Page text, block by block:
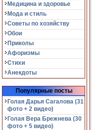
Медицина и здоровье
Мода и стиль
Советы по хозяйству
Обои
Приколы
Афоризмы
Стихи
Анекдоты
Популярные посты
Голая Дарья Сагалова (31
фото + 2 видео)
Голая Вера Брежнева (30
фото + 5 видео)